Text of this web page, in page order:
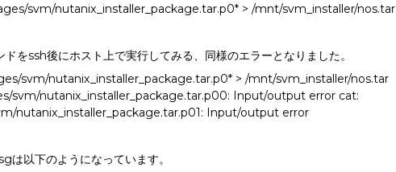
svm/nutanix_installer_package.tar.p0* > /mnt/svm_installer/nos.tar
をssh後にホスト上で実行してみる、同様のエラーとなりました。
svm/nutanix_installer_package.tar.p0* > /mnt/svm_installer/nos.tar
svm/nutanix_installer_package.tar.p00: Input/output error cat:
nutanix_installer_package.tar.p01: Input/output error
は以下のようになっています。